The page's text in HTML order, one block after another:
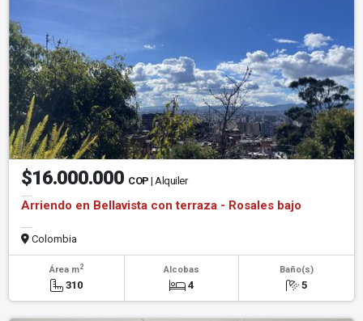
$16.000.000 COP | Alquiler
Arriendo en Bellavista con terraza - Rosales bajo
Colombia
Área m2
310
Alcobas
4
Baño(s)
5